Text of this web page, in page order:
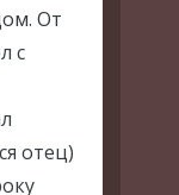
От
с
отец)